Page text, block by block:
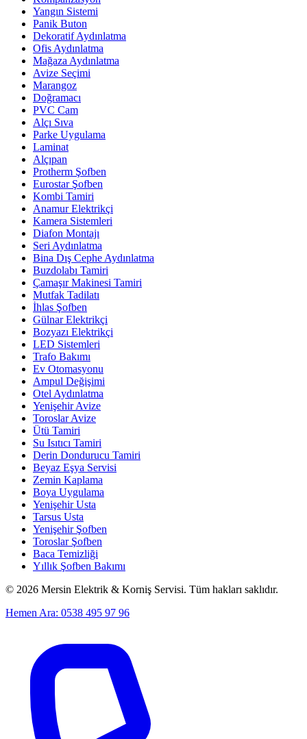
Yangın Sistemi
Panik Buton
Dekoratif Aydınlatma
Ofis Aydınlatma
Mağaza Aydınlatma
Avize Seçimi
Marangoz
Doğramacı
PVC Cam
Alçı Sıva
Parke Uygulama
Laminat
Alçıpan
Protherm Şofben
Eurostar Şofben
Kombi Tamiri
Anamur Elektrikçi
Kamera Sistemleri
Diafon Montajı
Seri Aydınlatma
Bina Dış Cephe Aydınlatma
Buzdolabı Tamiri
Çamaşır Makinesi Tamiri
Mutfak Tadilatı
İhlas Şofben
Gülnar Elektrikçi
Bozyazı Elektrikçi
LED Sistemleri
Trafo Bakımı
Ev Otomasyonu
Ampul Değişimi
Otel Aydınlatma
Yenişehir Avize
Toroslar Avize
Ütü Tamiri
Su Isıtıcı Tamiri
Derin Dondurucu Tamiri
Beyaz Eşya Servisi
Zemin Kaplama
Boya Uygulama
Yenişehir Usta
Tarsus Usta
Yenişehir Şofben
Toroslar Şofben
Baca Temizliği
Yıllık Şofben Bakımı
© 2026 Mersin Elektrik & Korniş Servisi. Tüm hakları saklıdır.
Hemen Ara: 0538 495 97 96